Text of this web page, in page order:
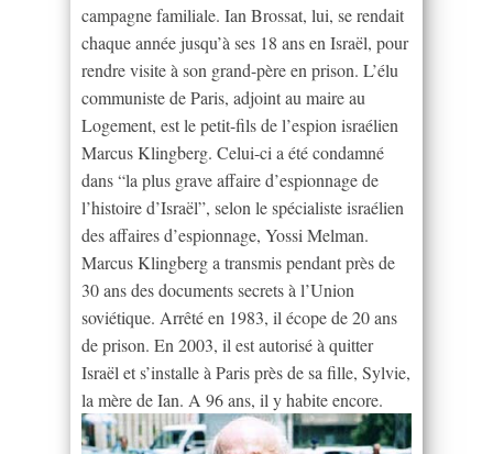
campagne familiale. Ian Brossat, lui, se rendait
chaque année jusqu’à ses 18 ans en Israël, pour
rendre visite à son grand-père en prison. L’élu
communiste de Paris, adjoint au maire au
Logement, est le petit-fils de l’espion israélien
Marcus Klingberg. Celui-ci a été condamné
dans “la plus grave affaire d’espionnage de
l’histoire d’Israël”, selon le spécialiste israélien
des affaires d’espionnage, Yossi Melman.
Marcus Klingberg a transmis pendant près de
30 ans des documents secrets à l’Union
soviétique. Arrêté en 1983, il écope de 20 ans
de prison. En 2003, il est autorisé à quitter
Israël et s’installe à Paris près de sa fille, Sylvie,
la mère de Ian. A 96 ans, il y habite encore.